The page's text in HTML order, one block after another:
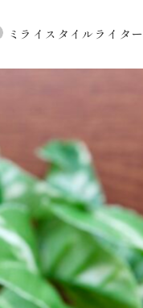
ミライスタイルライター